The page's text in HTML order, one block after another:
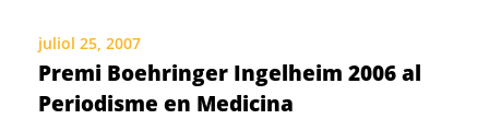
juliol 25, 2007
Premi Boehringer Ingelheim 2006 al
Periodisme en Medicina